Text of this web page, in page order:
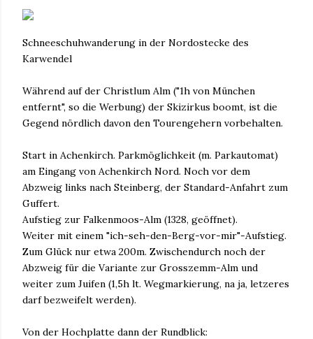
Schneeschuhwanderung in der Nordostecke des
Karwendel
Während auf der Christlum Alm ("1h von München
entfernt", so die Werbung) der Skizirkus boomt, ist die
Gegend nördlich davon den Tourengehern vorbehalten.
Start in Achenkirch. Parkmöglichkeit (m. Parkautomat)
am Eingang von Achenkirch Nord. Noch vor dem
Abzweig links nach Steinberg, der Standard-Anfahrt zum
Guffert.
Aufstieg zur Falkenmoos-Alm (1328, geöffnet).
Weiter mit einem "ich-seh-den-Berg-vor-mir"-Aufstieg.
Zum Glück nur etwa 200m. Zwischendurch noch der
Abzweig für die Variante zur Grosszemm-Alm und
weiter zum Juifen (1,5h lt. Wegmarkierung, na ja, letzeres
darf bezweifelt werden).
Von der Hochplatte dann der Rundblick: